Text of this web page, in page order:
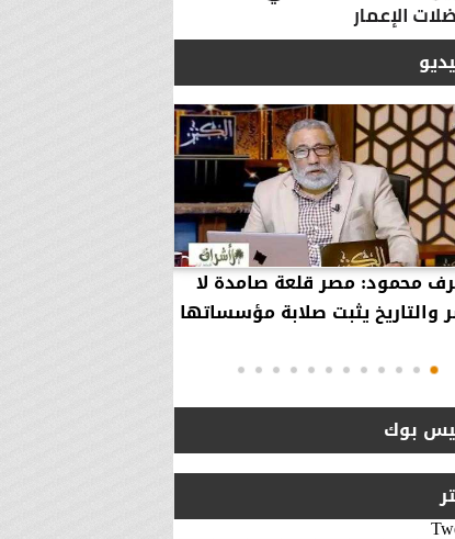
محمود: مصر قلعة صامدة لا
والتاريخ يثبت صلابة مؤسساتها
بوك